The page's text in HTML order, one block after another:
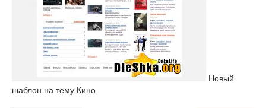
Новый
шаблон на тему Кино.